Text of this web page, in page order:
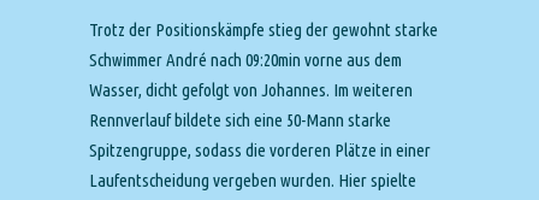
Trotz der Positionskämpfe stieg der gewohnt starke
Schwimmer André nach 09:20min vorne aus dem
Wasser, dicht gefolgt von Johannes. Im weiteren
Rennverlauf bildete sich eine 50-Mann starke
Spitzengruppe, sodass die vorderen Plätze in einer
Laufentscheidung vergeben wurden. Hier spielte